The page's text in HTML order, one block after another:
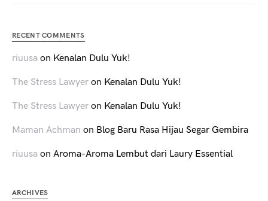
RECENT COMMENTS
riuusa on Kenalan Dulu Yuk!
The Stress Lawyer on Kenalan Dulu Yuk!
The Stress Lawyer on Kenalan Dulu Yuk!
Maman Achman on Blog Baru Rasa Hijau Segar Gembira
riuusa on Aroma-Aroma Lembut dari Laury Essential
ARCHIVES